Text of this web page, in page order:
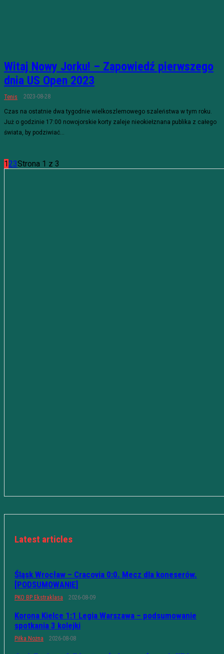
Witaj Nowy Jorku! – Zapowiedź pierwszego
dnia US Open 2023
Tenis 2023-08-28
Czas na ostatnie dwa tygodnie wielkoszlemowego szaleństwa w tym roku.
Już o godzinie 17:00 nowojorskie korty zaleje nieokiełznana publika z całego
świata, by podziwiać...
123Strona 1 z 3
Latest articles
Śląsk Wrocław – Cracovia 0:0. Mecz dla koneserów.
[PODSUMOWANIE]
PKO BP Ekstraklasa 2026-08-09
Korona Kielce 1:1 Legia Warszawa – podsumowanie
spotkania 3 kolejki
Piłka Nożna 2026-08-08